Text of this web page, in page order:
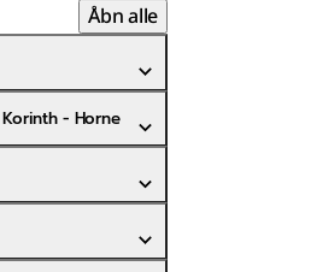
Åbn alle
- Horne